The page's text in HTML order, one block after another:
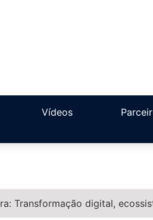
Vídeos
Transformação digital,